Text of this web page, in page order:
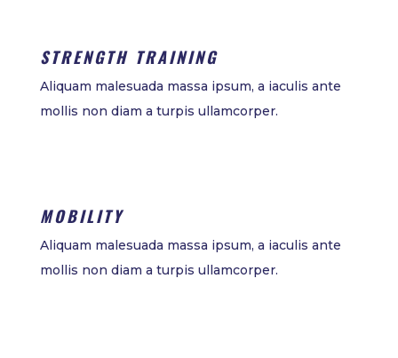
STRENGTH TRAINING
Aliquam malesuada massa ipsum, a iaculis ante
mollis non diam a turpis ullamcorper.
MOBILITY
Aliquam malesuada massa ipsum, a iaculis ante
mollis non diam a turpis ullamcorper.